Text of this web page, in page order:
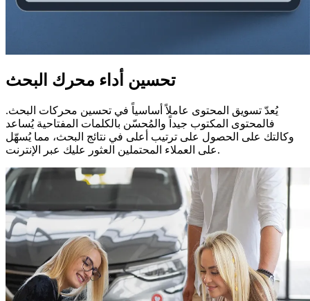
تحسين أداء محرك البحث
يُعدّ تسويق المحتوى عاملاً أساسياً في تحسين محركات البحث.
فالمحتوى المكتوب جيداً والمُحسّن بالكلمات المفتاحية يُساعد
وكالتك على الحصول على ترتيب أعلى في نتائج البحث، مما يُسهّل
على العملاء المحتملين العثور عليك عبر الإنترنت.